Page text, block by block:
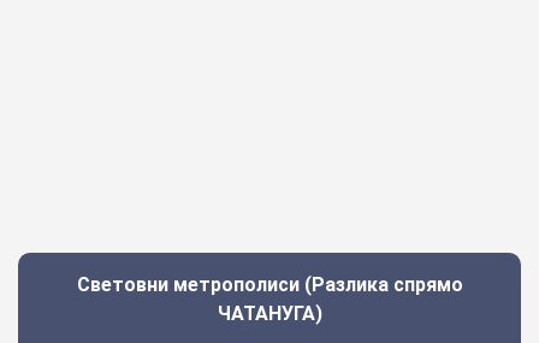
Световни метрополиси (Разлика спрямо
ЧАТАНУГА)